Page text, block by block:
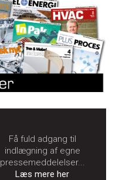
Få fuld adgang til
indlægning af egne
pressemeddelelser...
Læs mere her